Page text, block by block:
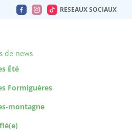
RESEAUX SOCIAUX
de news
Été
Formiguères
montagne